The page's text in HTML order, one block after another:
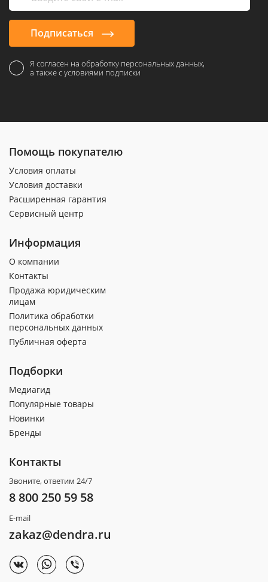
Подписаться
Я согласен на обработку персональных данных,
а также с условиями подписки
Помощь покупателю
Условия оплаты
Условия доставки
Расширенная гарантия
Сервисный центр
Информация
О компании
Контакты
Продажа юридическим
лицам
Политика обработки
персональных данных
Публичная оферта
Подборки
Медиагид
Популярные товары
Новинки
Бренды
Контакты
Звоните, ответим 24/7
8 800 250 59 58
E-mail
zakaz@dendra.ru